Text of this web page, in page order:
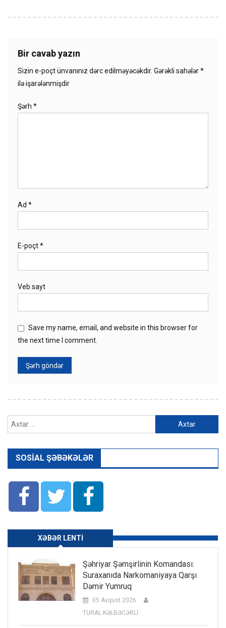
Bir cavab yazın
Sizin e-poçt ünvanınız dərc edilməyəcəkdir. Gərəkli sahələr*
ilə işarələnmişdir
Şərh *
Ad *
E-poçt*
Veb sayt
Save my name, email, and website in this browser for
the next time I comment.
SOSIAL ŞƏBƏKƏLƏR
XƏBƏR LENTI
Şəhriyar Şəmşirlinin Komandası:
Suraxanıda Narkomaniyaya Qarşı
Dəmir Yumruq
05 Avqust 2026
TURAL KƏLBƏCƏRLİ